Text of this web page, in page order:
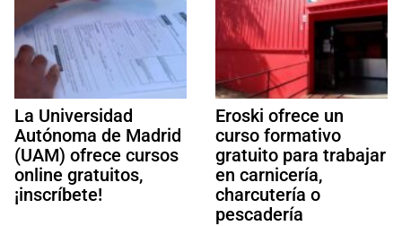
La Universidad
Autónoma de Madrid
(UAM) ofrece cursos
online gratuitos,
¡inscríbete!
Eroski ofrece un
curso formativo
gratuito para trabajar
en carnicería,
charcutería o
pescadería